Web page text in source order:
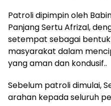
Patroli dipimpin oleh
Panjang Sertu Afrizal,
setempat sebagai bentuk
masyarakat dalam
yang aman dan kondusif..
Sebelum patroli dimulai,
arahan kepada seluruh